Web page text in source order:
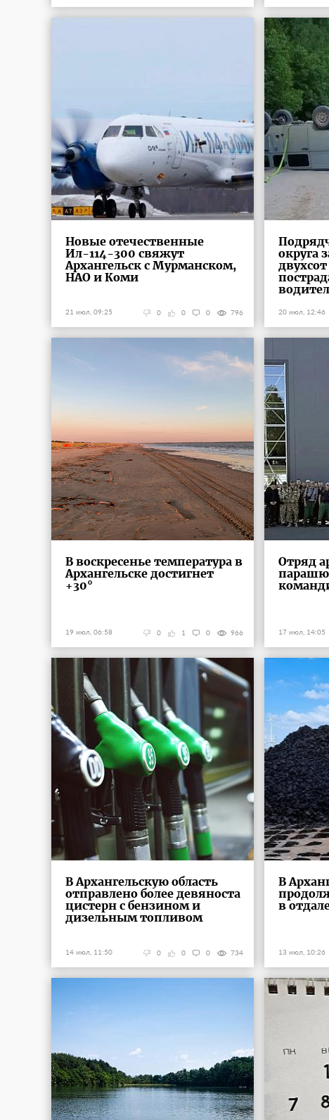
Новые отечественные
Ил-114-300 свяжут
Архангельск с Мурманском,
НАО и Коми
21 июл, 09:25 796
0
0
0
округа
20 июл, 12:46
В воскресенье температура в
Архангельске достигнет
+30°
19 июл, 06:58 966
0
1
0
Отряд
17 июл, 14:05
В Архангельскую область
отправлено более девяноста
цистерн с бензином и
дизельным топливом
14 июл, 11:50 734
0
0
0
В
в
13 июл, 10:26